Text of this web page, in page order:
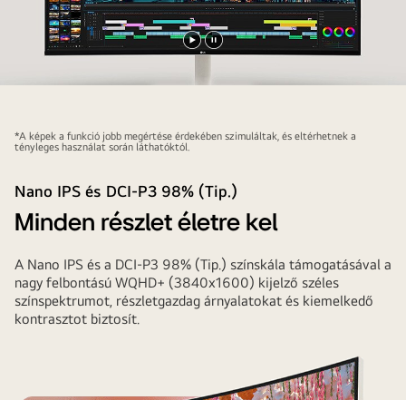
Videó
lejátszása
Videó
megállítása
*A képek a funkció jobb megértése érdekében szimuláltak, és eltérhetnek a
tényleges használat során láthatóktól.
Nano IPS és DCI-P3 98% (Tip.)
Minden részlet életre kel
A Nano IPS és a DCI-P3 98% (Tip.) színskála támogatásával a
nagy felbontású WQHD+ (3840x1600) kijelző széles
színspektrumot, részletgazdag árnyalatokat és kiemelkedő
kontrasztot biztosít.